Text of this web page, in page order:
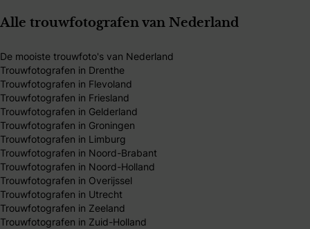
Alle trouwfotografen van Nederland
De mooiste trouwfoto's van Nederland
Trouwfotografen in Drenthe
Trouwfotografen in Flevoland
Trouwfotografen in Friesland
Trouwfotografen in Gelderland
Trouwfotografen in Groningen
Trouwfotografen in Limburg
Trouwfotografen in Noord-Brabant
Trouwfotografen in Noord-Holland
Trouwfotografen in Overijssel
Trouwfotografen in Utrecht
Trouwfotografen in Zeeland
Trouwfotografen in Zuid-Holland